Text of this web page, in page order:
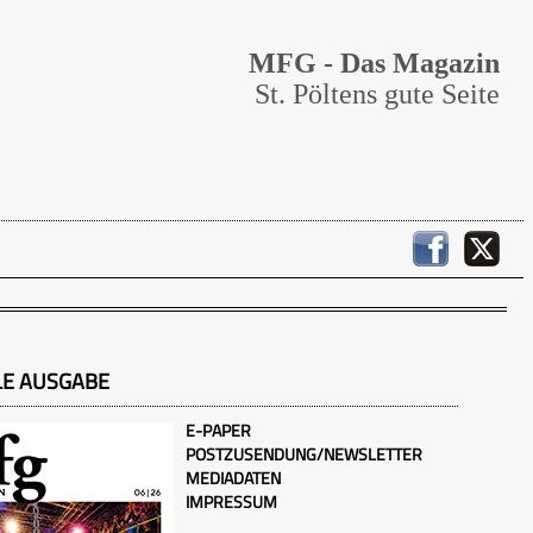
MFG - Das Magazin
St. Pöltens gute Seite
AUSGABE
E-PAPER
POSTZUSENDUNG/NEWSLETTER
MEDIADATEN
IMPRESSUM